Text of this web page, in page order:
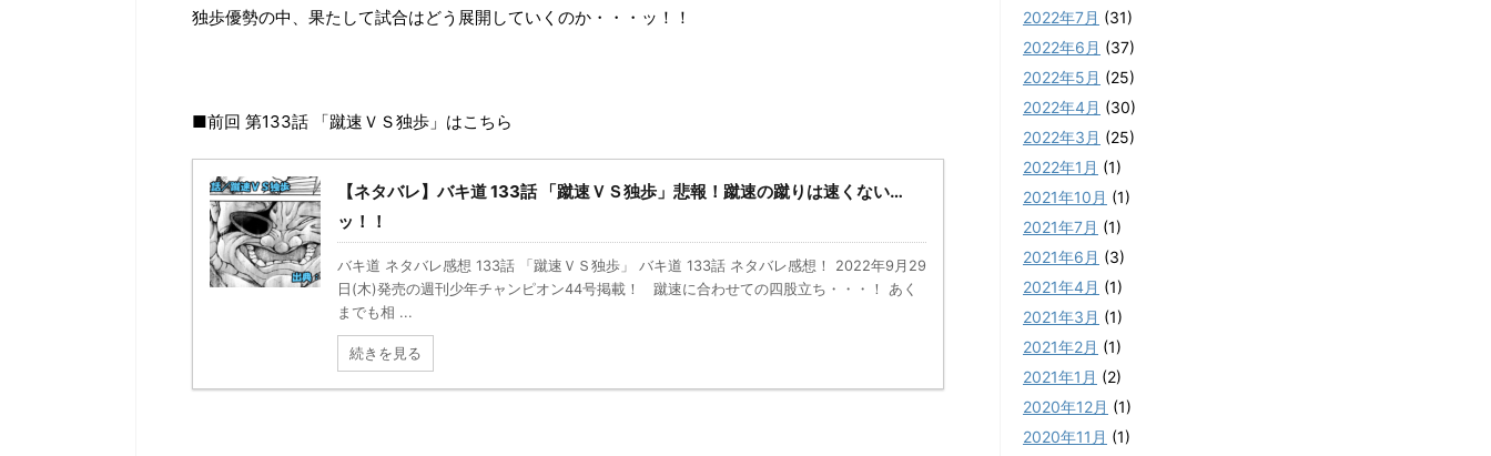
独歩優勢の中、果たして試合はどう展開していくのか・・・ッ！！
■前回 第133話 「蹴速ＶＳ独歩」はこちら
【ネタバレ】バキ道 133話 「蹴速ＶＳ独歩」悲報！蹴速の蹴りは速くない…
ッ！！
バキ道 ネタバレ感想 133話 「蹴速ＶＳ独歩」 バキ道 133話 ネタバレ感想！ 2022年9月29
日(木)発売の週刊少年チャンピオン44号掲載！ 蹴速に合わせての四股立ち・・・！ あく
までも相 ...
続きを見る
2022年7月 (31)
2022年6月 (37)
2022年5月 (25)
2022年4月 (30)
2022年3月 (25)
2022年1月 (1)
2021年10月 (1)
2021年7月 (1)
2021年6月 (3)
2021年4月 (1)
2021年3月 (1)
2021年2月 (1)
2021年1月 (2)
2020年12月 (1)
2020年11月 (1)